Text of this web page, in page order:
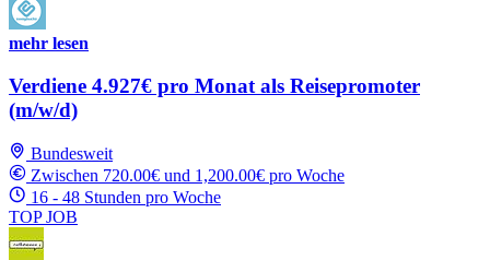
mehr lesen
Verdiene 4.927€ pro Monat als Reisepromoter
(m/w/d)
Bundesweit
Zwischen 720.00€ und 1,200.00€ pro Woche
16 - 48 Stunden pro Woche
TOP JOB